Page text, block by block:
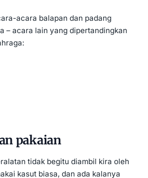
acara balapan dan padang
– acara lain yang dipertandingkan
pakaian
tidak begitu diambil kira oleh
kasut biasa, dan ada kalanya